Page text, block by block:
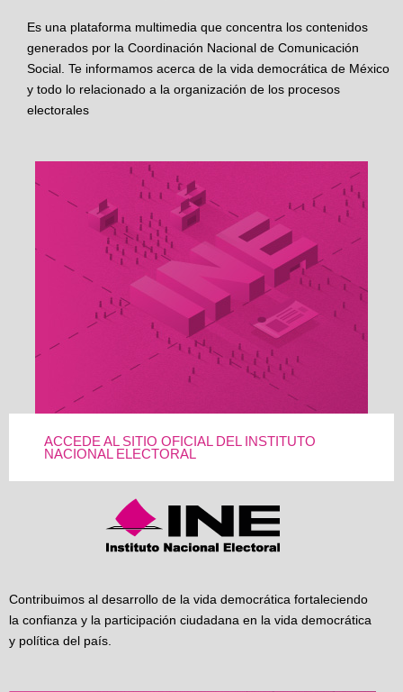
Es una plataforma multimedia que concentra los contenidos
generados por la Coordinación Nacional de Comunicación
Social. Te informamos acerca de la vida democrática de México
y todo lo relacionado a la organización de los procesos
electorales
ACCEDE AL SITIO OFICIAL DEL INSTITUTO
NACIONAL ELECTORAL
Contribuimos al desarrollo de la vida democrática fortaleciendo
la confianza y la participación ciudadana en la vida democrática
y política del país.